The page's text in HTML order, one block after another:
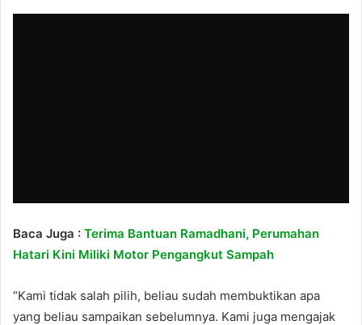
Baca Juga : Terima Bantuan Ramadhani, Perumahan
Hatari Kini Miliki Motor Pengangkut Sampah
“Kami tidak salah pilih, beliau sudah membuktikan apa
yang beliau sampaikan sebelumnya. Kami juga mengajak